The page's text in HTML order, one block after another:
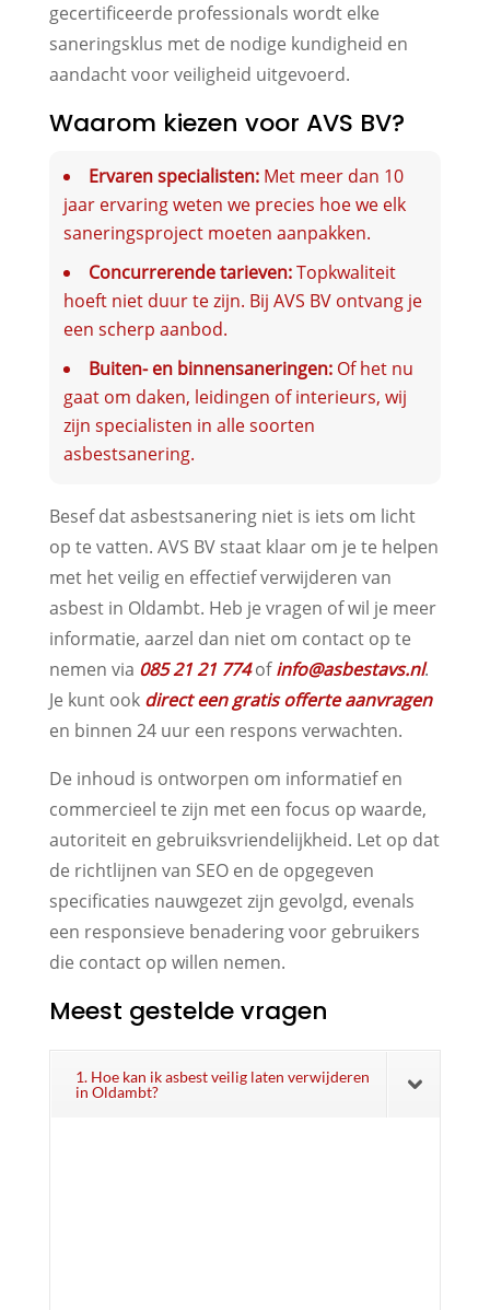
gecertificeerde professionals wordt elke
saneringsklus met de nodige kundigheid en
aandacht voor veiligheid uitgevoerd.
Waarom kiezen voor AVS BV?
Ervaren specialisten:Met meer dan 10
jaar ervaring weten we precies hoe we elk
saneringsproject moeten aanpakken.
Concurrerende tarieven:Topkwaliteit
hoeft niet duur te zijn. Bij AVS BV ontvang je
een scherp aanbod.
Buiten- en binnensaneringen:Of het nu
gaat om daken, leidingen of interieurs, wij
zijn specialisten in alle soorten
asbestsanering.
Besef dat asbestsanering niet is iets om licht
op te vatten. AVS BV staat klaar om je te helpen
met het veilig en effectief verwijderen van
asbest in Oldambt. Heb je vragen of wil je meer
informatie, aarzel dan niet om contact op te
nemen via 085 21 21 774ofinfo@asbestavs.nl.
Je kunt ook direct een gratis offerte aanvragen
en binnen 24 uur een respons verwachten.
De inhoud is ontworpen om informatief en
commercieel te zijn met een focus op waarde,
autoriteit en gebruiksvriendelijkheid. Let op dat
de richtlijnen van SEO en de opgegeven
specificaties nauwgezet zijn gevolgd, evenals
een responsieve benadering voor gebruikers
die contact op willen nemen.
Meest gestelde vragen
1. Hoe kan ik asbest veilig laten verwijderen
in Oldambt?